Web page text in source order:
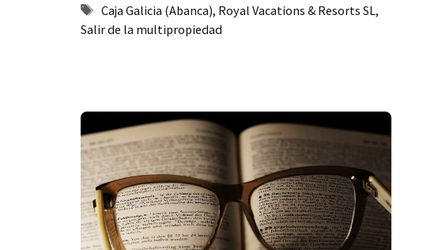
Etiquetas
Caja Galicia (Abanca), Royal Vacations & Resorts SL,
Salir de la multipropiedad